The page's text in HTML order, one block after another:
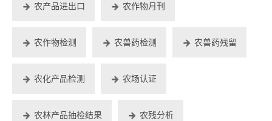
农产品进出口 农作物月刊
农作物检测 农兽药检测 农兽药残留
农化产品检测 农场认证
农林产品抽检结果 农残分析